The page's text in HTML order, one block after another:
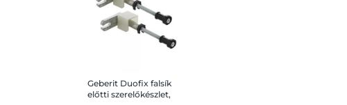
Geberit Duofix falsík
előtti szerelőkészlet,